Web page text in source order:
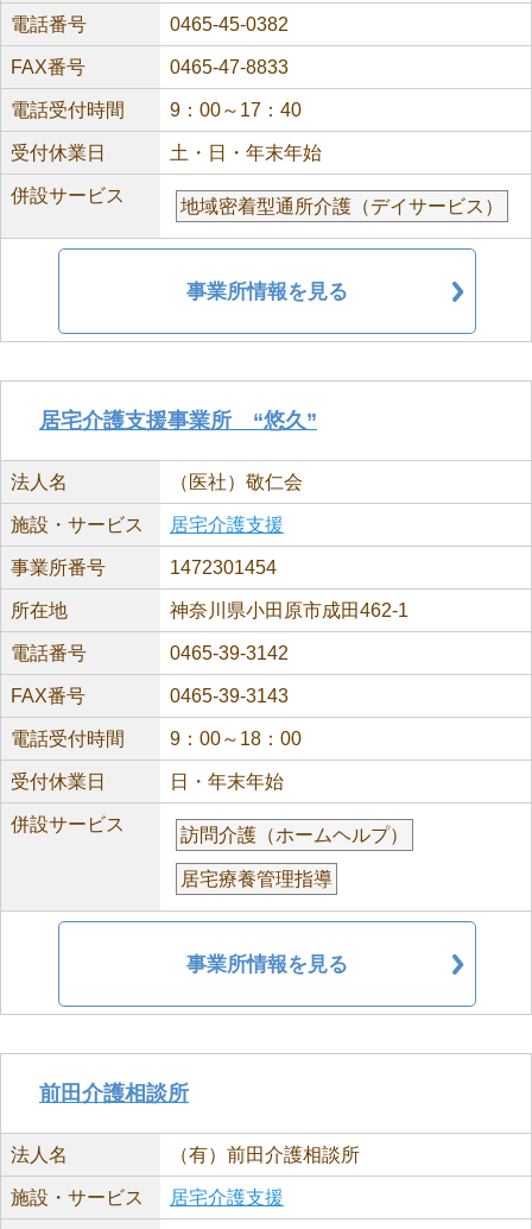
電話番号 0465-45-0382
FAX番号 0465-47-8833
電話受付時間 9：00～17：40
受付休業日 土・日・年末年始
併設サービス
地域密着型通所介護（デイサービス）
事業所情報を見る
居宅介護支援事業所 “悠久”
法人名 （医社）敬仁会
施設・サービス 居宅介護支援
事業所番号 1472301454
所在地 神奈川県小田原市成田462-1
電話番号 0465-39-3142
FAX番号 0465-39-3143
電話受付時間 9：00～18：00
受付休業日 日・年末年始
併設サービス
訪問介護（ホームヘルプ）
居宅療養管理指導
事業所情報を見る
前田介護相談所
法人名 （有）前田介護相談所
施設・サービス 居宅介護支援